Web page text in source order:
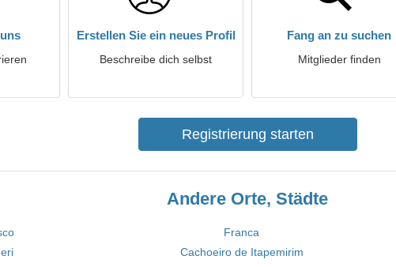
Erstellen Sie ein neues Profil
Beschreibe dich selbst
Fang an zu suchen
Mitglieder finden
Registrierung starten
Andere Orte, Städte
Franca
Cachoeiro de Itapemirim